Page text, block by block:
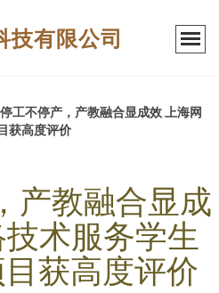
技有限公司
停工不停产，产教融合显成效 上海网
获高度评价
产教融合显成
术服务学生
目获高度评价